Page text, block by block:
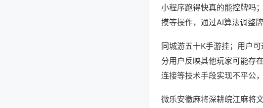
小程序跑得快真的能控牌吗
摸等操作，通过AI算法调整
同城游五十K手游挂；用户可
分用户反映其他玩家可能存
连接等技术手段实现不平公，
微乐安徽麻将深耕皖江麻将